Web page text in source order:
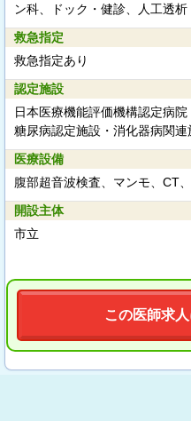
ン科、ドック・健診、人工透析
救急指定
救急指定あり
認定施設
日本医療機能評価機構認定病院
糖尿病認定施設・消化器病関
医療設備
腹部超音波検査、マンモ、CT
開設主体
市立
この医師求